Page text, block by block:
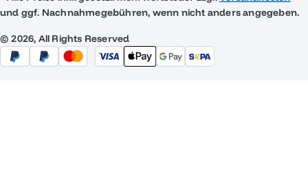
und ggf. Nachnahmegebühren, wenn nicht anders angegeben.
© 2026, All Rights Reserved